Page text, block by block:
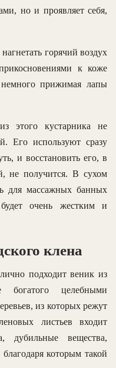
но и проявляет себя,
горячий воздух
к коже
немного прижимая лапы
этого кустарника не
Его используют сразу
и восстановить его, в
не получится. В сухом
для массажных банных
очень жестким и
клена
подходит веник из
богатого целебными
из которых режут
листьев входит
дубильные вещества,
которым такой